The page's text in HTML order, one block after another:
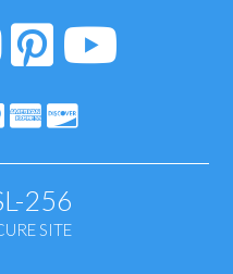
256
SITE